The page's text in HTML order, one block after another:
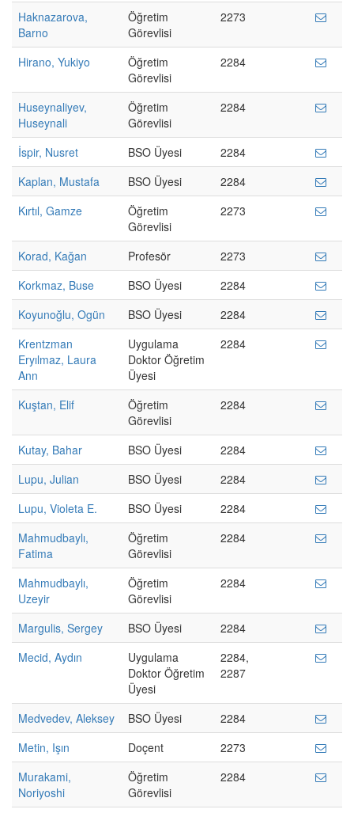
Haknazarova,
Barno
Öğretim
Görevlisi
2273
Hirano, Yukiyo
Öğretim
Görevlisi
2284
Huseynaliyev,
Huseynali
Öğretim
Görevlisi
2284
İspir, Nusret BSO Üyesi
2284
Kaplan, Mustafa
BSO Üyesi
2284
Kırtıl, Gamze
Öğretim
Görevlisi
2273
Korad, Kağan Profesör
2273
Korkmaz, Buse
BSO Üyesi
2284
Koyunoğlu, Ogün
BSO Üyesi
2284
Krentzman
Eryılmaz, Laura
Ann
Uygulama
Doktor Öğretim
Üyesi
2284
Kuştan, Elif
Öğretim
Görevlisi
2284
Kutay, Bahar BSO Üyesi
2284
Lupu, Julian
BSO Üyesi
2284
Lupu, Violeta E.
BSO Üyesi
2284
Mahmudbaylı,
Fatima
Öğretim
Görevlisi
2284
Mahmudbaylı,
Uzeyir
Öğretim
Görevlisi
2284
Margulis, Sergey BSO Üyesi
2284
Mecid, Aydın
Uygulama
Doktor Öğretim
Üyesi
2284,
2287
Medvedev, Aleksey BSO Üyesi
2284
Metin, Işın
Doçent
2273
Murakami,
Noriyoshi
Öğretim
Görevlisi
2284